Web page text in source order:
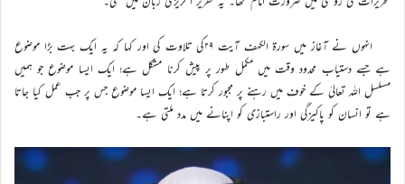
انہوں نے آغاز میں سورة الکہف آیت ۲۹کی تلاوت کی اور کہا کہ یہ ایک بہت بڑا موضوع
ہے جسے دستیاب محدود وقت میں مکمل طور پر پیش کرنا مشکل ہے؛ ایک ایسا موضوع جو ہمیں
مسلسل اللہ تعالیٰ کے خوف میں رہنے پر مجبور کرتا ہے؛ ایک ایسا موضوع جس پر جب عمل کیا جاتا
ہے تو انسان کو پاکیزگی اور راستبازی کو اپنانے میں مدد ملتی ہے۔